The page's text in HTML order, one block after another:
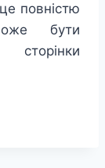
повністю
бути